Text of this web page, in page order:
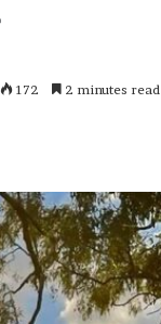
172 2 minutes read